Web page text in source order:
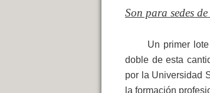
Son para sedes
Un primer
doble de esta
por la Universidad
la formación